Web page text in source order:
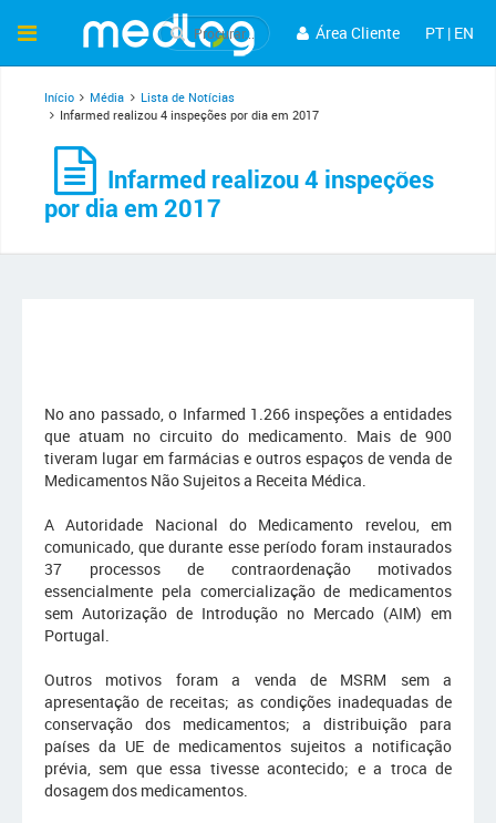
Área Cliente PT | EN
Início Média
Lista de Notícias
Infarmed realizou 4 inspeções por dia em 2017
Infarmed realizou 4 inspeções
por dia em 2017
No ano passado, o Infarmed 1.266 inspeções a entidades
que atuam no circuito do medicamento. Mais de 900
tiveram lugar em farmácias e outros espaços de venda de
Medicamentos Não Sujeitos a Receita Médica.
A Autoridade Nacional do Medicamento revelou, em
comunicado, que durante esse período foram instaurados
37 processos de contraordenação motivados
essencialmente pela comercialização de medicamentos
sem Autorização de Introdução no Mercado (AIM) em
Portugal.
Outros motivos foram a venda de MSRM sem a
apresentação de receitas; as condições inadequadas de
conservação dos medicamentos; a distribuição para
países da UE de medicamentos sujeitos a notificação
prévia, sem que essa tivesse acontecido; e a troca de
dosagem dos medicamentos.